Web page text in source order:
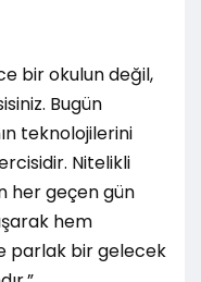
bir okulun değil,
Bugün
teknolojilerini
Nitelikli
her geçen gün
hem
parlak bir gelecek